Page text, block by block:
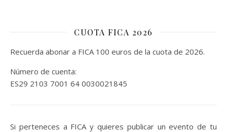
CUOTA FICA 2026
Recuerda abonar a FICA 100 euros de la cuota de 2026.
Número de cuenta:
ES29 2103 7001 64 0030021845
Si perteneces a FICA y quieres publicar un evento de tu